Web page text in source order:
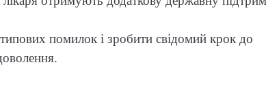
помилок і зробити свідомий крок до